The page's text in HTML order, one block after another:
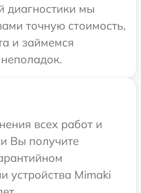
диагностики мы
точную стоимость,
и займемся
всех работ и
Вы получите
устройства Mimaki